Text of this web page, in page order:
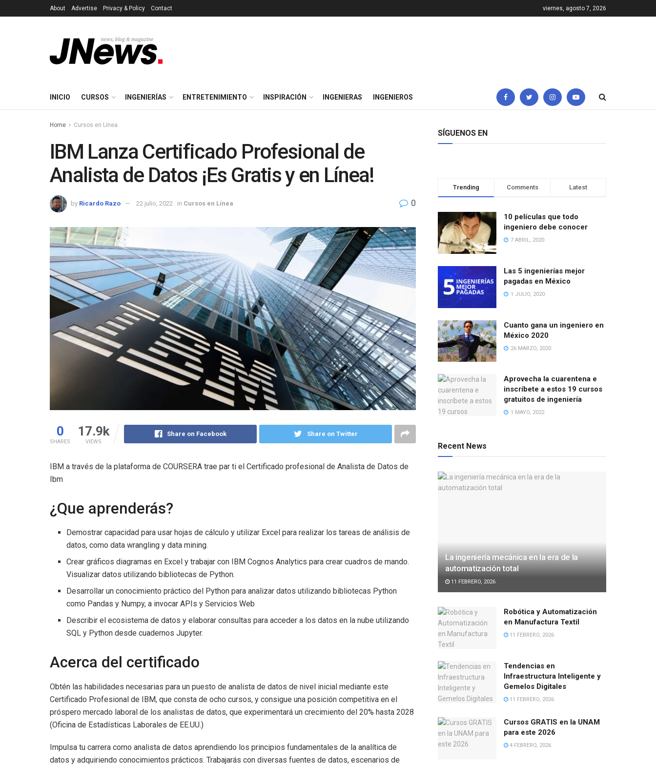
About Advertise Privacy & Policy Contact viernes, agosto 7, 2026
INICIO CURSOS INGENIERÍAS ENTRETENIMIENTO INSPIRACIÓN INGENIERAS INGENIEROS
Home Cursos en Línea
IBM Lanza Certificado Profesional de
Analista de Datos ¡Es Gratis y en Línea!
by Ricardo Razo 22 julio, 2022 in Cursos en Línea 0
0
SHARES
17.9k
VIEWS
Share on Facebook Share on Twitter
IBM a través de la plataforma de COURSERA trae par ti el Certificado profesional de Analista de Datos de
Ibm
¿Que aprenderás?
Demostrar capacidad para usar hojas de cálculo y utilizar Excel para realizar los tareas de análisis de
datos, como data wrangling y data mining.
Crear gráficos diagramas en Excel y trabajar con IBM Cognos Analytics para crear cuadros de mando.
Visualizar datos utilizando bibliotecas de Python.
Desarrollar un conocimiento práctico del Python para analizar datos utilizando bibliotecas Python
como Pandas y Numpy, a invocar APIs y Servicios Web
Describir el ecosistema de datos y elaborar consultas para acceder a los datos en la nube utilizando
SQL y Python desde cuadernos Jupyter.
Acerca del certificado
Obtén las habilidades necesarias para un puesto de analista de datos de nivel inicial mediante este
Certificado Profesional de IBM, que consta de ocho cursos, y consigue una posición competitiva en el
próspero mercado laboral de los analistas de datos, que experimentará un crecimiento del 20% hasta 2028
(Oficina de Estadísticas Laborales de EE.UU.)
Impulsa tu carrera como analista de datos aprendiendo los principios fundamentales de la analítica de
datos y adquiriendo conocimientos prácticos. Trabajarás con diversas fuentes de datos, escenarios de
SÍGUENOS EN
Trending Comments Latest
10 películas que todo
ingeniero debe conocer
7 ABRIL, 2020
Las 5 ingenierías mejor
pagadas en México
1 JULIO, 2020
Cuanto gana un ingeniero en
México 2020
26 MARZO, 2020
Aprovecha la cuarentena e
inscríbete a estos 19 cursos
gratuitos de ingeniería
1 MAYO, 2022
Recent News
La ingeniería mecánica en la era de la
automatización total
11 FEBRERO, 2026
Robótica y Automatización
en Manufactura Textil
11 FEBRERO, 2026
Tendencias en
Infraestructura Inteligente y
Gemelos Digitales
11 FEBRERO, 2026
Cursos GRATIS en la UNAM
para este 2026
4 FEBRERO, 2026